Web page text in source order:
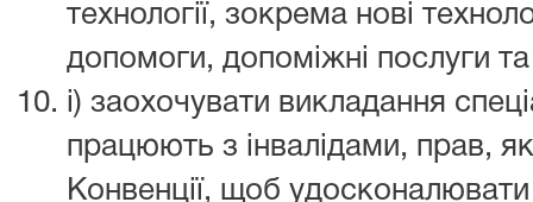
технології, зокрема нові
допомоги, допоміжні послуги
i) заохочувати викладання
працюють з інвалідами, прав,
Конвенції, щоб